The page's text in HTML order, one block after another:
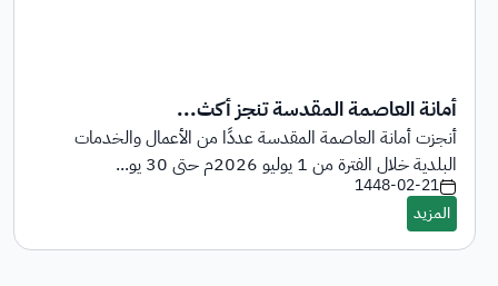
أمانة العاصمة المقدسة تنجز أكث...
أنجزت أمانة العاصمة المقدسة عددًا من الأعمال والخدمات
البلدية خلال الفترة من 1 يوليو 2026م حتى 30 يو...
1448-02-21